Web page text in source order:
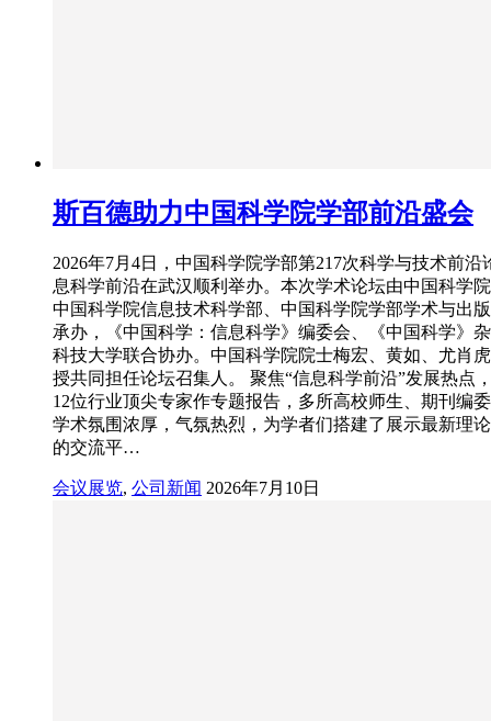
斯百德助力中国科学院学部前沿盛会
2026年7月4日，中国科学院学部第217次科学与技术前
息科学前沿在武汉顺利举办。本次学术论坛由中国科学
中国科学院信息技术科学部、中国科学院学部学术与出
承办，《中国科学：信息科学》编委会、《中国科学》
科技大学联合协办。中国科学院院士梅宏、黄如、尤肖
授共同担任论坛召集人。 聚焦“信息科学前沿”发展热点
12位行业顶尖专家作专题报告，多所高校师生、期刊编
学术氛围浓厚，气氛热烈，为学者们搭建了展示最新理
的交流平…
会议展览, 公司新闻 2026年7月10日